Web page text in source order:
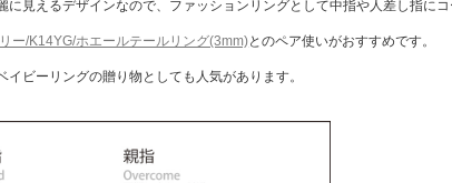
に見えるデザインなので、ファッションリングとして中指や人差し指に
ー/K14YG/ホエールテールリング(3mm)とのペア使いがおすすめです。
ビーリングの贈り物としても人気があります。